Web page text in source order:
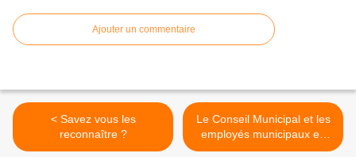
Ajouter un commentaire
< Savez vous les
reconnaître ?
Le Conseil Municipal et les
employés municipaux en
1970... >